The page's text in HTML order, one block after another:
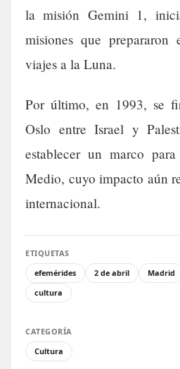
la misión Gemini 1,
misiones que
viajes a la Luna.
Por último, en 1993, se
Oslo entre Israel y
establecer un marco
Medio, cuyo impacto aún
internacional.
ETIQUETAS
efemérides
2 de abril Madrid
cultura
CATEGORÍA
Cultura